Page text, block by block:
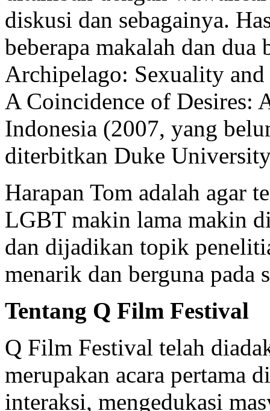
diskusi dan sebagainya.
beberapa makalah dan
Archipelago: Sexuality
A Coincidence of Desires:
Indonesia (2007, yang
diterbitkan Duke
Harapan Tom adalah agar
LGBT makin lama makin
dan dijadikan topik
menarik dan berguna pada
Tentang Q Film Festival
Q Film Festival telah
merupakan acara pertama
interaksi, mengedukasi